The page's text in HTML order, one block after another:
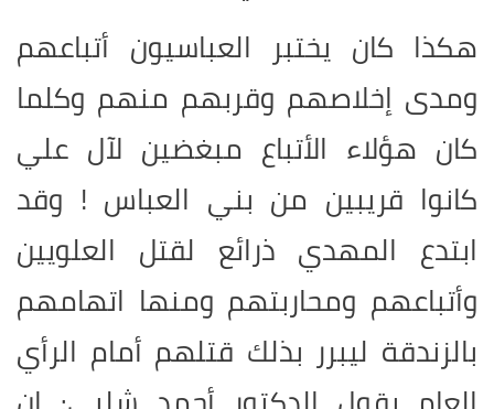
هكذا كان يختبر العباسيون أتباعهم
ومدى إخلاصهم وقربهم منهم وكلما
كان هؤلاء الأتباع مبغضين لآل علي
كانوا قريبين من بني العباس ! وقد
ابتدع المهدي ذرائع لقتل العلويين
وأتباعهم ومحاربتهم ومنها اتهامهم
بالزندقة ليبرر بذلك قتلهم أمام الرأي